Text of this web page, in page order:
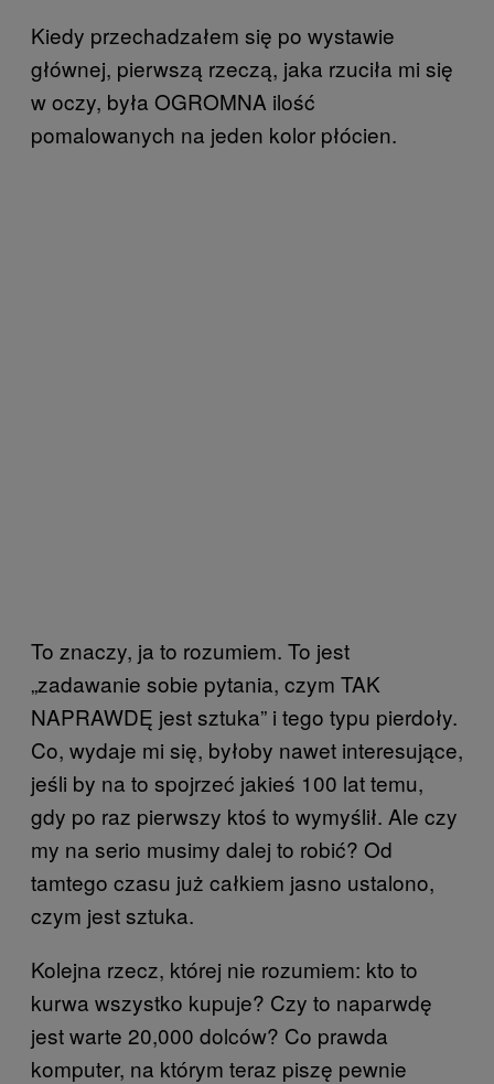
Kiedy przechadzałem się po wystawie
głównej, pierwszą rzeczą, jaka rzuciła mi się
w oczy, była OGROMNA ilość
pomalowanych na jeden kolor płócien.
To znaczy, ja to rozumiem. To jest
„zadawanie sobie pytania, czym TAK
NAPRAWDĘ jest sztuka” i tego typu pierdoły.
Co, wydaje mi się, byłoby nawet interesujące,
jeśli by na to spojrzeć jakieś 100 lat temu,
gdy po raz pierwszy ktoś to wymyślił. Ale czy
my na serio musimy dalej to robić? Od
tamtego czasu już całkiem jasno ustalono,
czym jest sztuka.
Kolejna rzecz, której nie rozumiem: kto to
kurwa wszystko kupuje? Czy to naparwdę
jest warte 20,000 dolców? Co prawda
komputer, na którym teraz piszę pewnie